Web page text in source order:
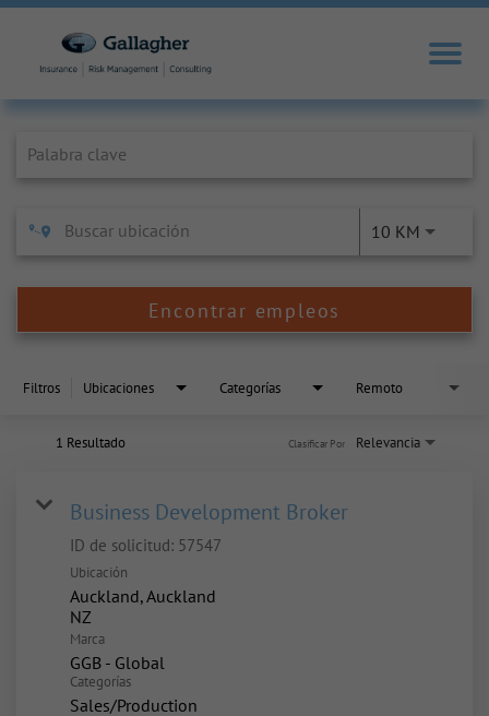
10 KM
Encontrar empleos
Filtros Ubicaciones Categorías Remoto
1 Resultado Relevancia
Clasificar Por
Business Development Broker
ID de solicitud: 57547
Ubicación
Auckland, Auckland
Marca
GGB - Global
Categorías
Sales/Production